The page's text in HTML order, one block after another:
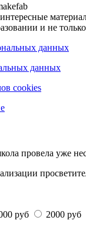
и не
данных
данных
cookies
провела уже
руб 2000 руб